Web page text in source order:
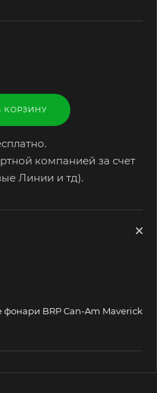
КОРЗИНУ
компанией за счет
Линии и тд).
фонари BRP Can-Am Maverick